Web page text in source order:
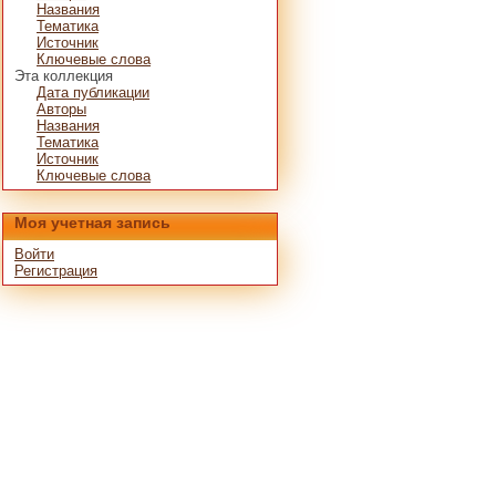
Названия
Тематика
Источник
Ключевые слова
Эта коллекция
Дата публикации
Авторы
Названия
Тематика
Источник
Ключевые слова
Моя учетная запись
Войти
Регистрация